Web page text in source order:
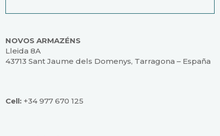
NOVOS ARMAZÉNS
Lleida 8A
43713 Sant Jaume dels Domenys, Tarragona – España
Cell: +34 977 670 125